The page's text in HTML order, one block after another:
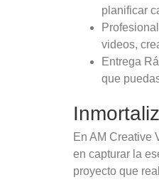
planificar
videos,
Entrega
que
En AM Creative
en capturar la
proyecto que